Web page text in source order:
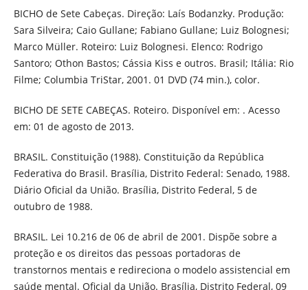
BICHO de Sete Cabeças. Direção: Laís Bodanzky. Produção:
Sara Silveira; Caio Gullane; Fabiano Gullane; Luiz Bolognesi;
Marco Müller. Roteiro: Luiz Bolognesi. Elenco: Rodrigo
Santoro; Othon Bastos; Cássia Kiss e outros. Brasil; Itália: Rio
Filme; Columbia TriStar, 2001. 01 DVD (74 min.), color.
BICHO DE SETE CABEÇAS. Roteiro. Disponível em: . Acesso
em: 01 de agosto de 2013.
BRASIL. Constituição (1988). Constituição da República
Federativa do Brasil. Brasília, Distrito Federal: Senado, 1988.
Diário Oficial da União. Brasília, Distrito Federal, 5 de
outubro de 1988.
BRASIL. Lei 10.216 de 06 de abril de 2001. Dispõe sobre a
proteção e os direitos das pessoas portadoras de
transtornos mentais e redireciona o modelo assistencial em
saúde mental. Oficial da União. Brasília, Distrito Federal, 09